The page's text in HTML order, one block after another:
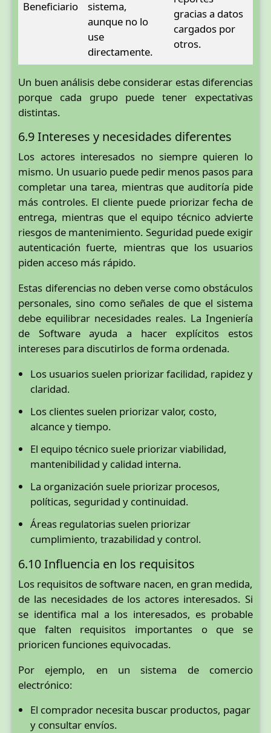
Beneficiario
sistema,
aunque no lo
use
directamente.
gracias a datos
cargados por
otros.
Un buen análisis debe considerar estas diferencias
porque cada grupo puede tener expectativas
distintas.
6.9 Intereses y necesidades diferentes
Los actores interesados no siempre quieren lo
mismo. Un usuario puede pedir menos pasos para
completar una tarea, mientras que auditoría pide
más controles. El cliente puede priorizar fecha de
entrega, mientras que el equipo técnico advierte
riesgos de mantenimiento. Seguridad puede exigir
autenticación fuerte, mientras que los usuarios
piden acceso más rápido.
Estas diferencias no deben verse como obstáculos
personales, sino como señales de que el sistema
debe equilibrar necesidades reales. La Ingeniería
de Software ayuda a hacer explícitos estos
intereses para discutirlos de forma ordenada.
Los usuarios suelen priorizar facilidad, rapidez y
claridad.
Los clientes suelen priorizar valor, costo,
alcance y tiempo.
El equipo técnico suele priorizar viabilidad,
mantenibilidad y calidad interna.
La organización suele priorizar procesos,
políticas, seguridad y continuidad.
Áreas regulatorias suelen priorizar
cumplimiento, trazabilidad y control.
6.10 Influencia en los requisitos
Los requisitos de software nacen, en gran medida,
de las necesidades de los actores interesados. Si
se identifica mal a los interesados, es probable
que falten requisitos importantes o que se
prioricen funciones equivocadas.
Por ejemplo, en un sistema de comercio
electrónico:
El comprador necesita buscar productos, pagar
y consultar envíos.